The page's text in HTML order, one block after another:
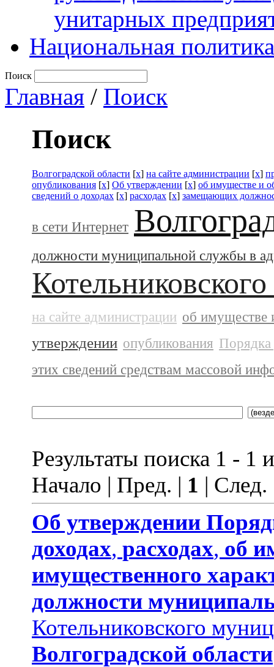
унитарных
Национальная политика
Поиск
Главная / Поиск
Поиск
Волгоградской области [x] на сайте администрации [x]
опубликования [x] Об утверждении [x] об имуществе и
сведений о доходах [x] расходах [x] замещающих
в сети Интернет
должности муниципальной службы в
на сайте администрации об имуществе
утверждении опубликования Порядка
этих сведений средствам массовой
Результаты поиска 1 - 1
Начало | Пред. | 1 |
Об утверждении
доходах, расходах, об
имущественного
должности
Котельниковского
Волгоградской области